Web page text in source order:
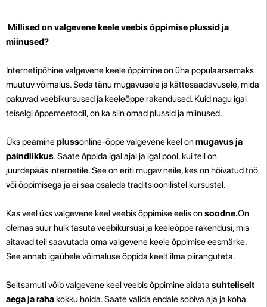
Millised on valgevene keele veebis õppimise plussid ja
miinused?
Internetipõhine valgevene keele õppimine on üha populaarsemaks
muutuv võimalus. Seda tänu mugavusele ja kättesaadavusele, mida
pakuvad veebikursused ja keeleõppe rakendused. Kuid nagu igal
teiselgi õppemeetodil, on ka siin omad plussid ja miinused.
Üks peamineplussonline-õppe valgevene keel onmugavus ja
paindlikkus. Saate õppida igal ajal ja igal pool, kui teil on
juurdepääs internetile. See on eriti mugav neile, kes on hõivatud töö
või õppimisega ja ei saa osaleda traditsioonilistel kursustel.
Kas veel üks valgevene keel veebis õppimise eelis onsoodne.On
olemas suur hulk tasuta veebikursusi ja keeleõppe rakendusi, mis
aitavad teil saavutada oma valgevene keele õppimise eesmärke.
See annab igaühele võimaluse õppida keelt ilma piiranguteta.
Seltsamuti võib valgevene keel veebis õppimine aidata suhteliselt
aega ja rahakokku hoida. Saate valida endale sobiva aja ja koha